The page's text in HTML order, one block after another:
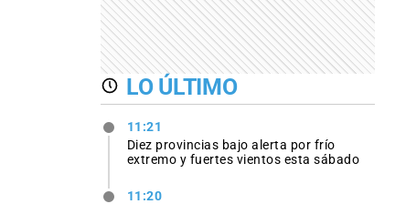
LO ÚLTIMO
11:21
Diez provincias bajo alerta por frío
extremo y fuertes vientos esta sábado
11:20